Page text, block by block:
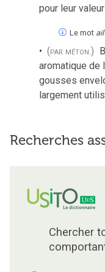
pour leur
Le mot ail
(par méton.)
aromatique de
gousses
largement
Recherches
Chercher